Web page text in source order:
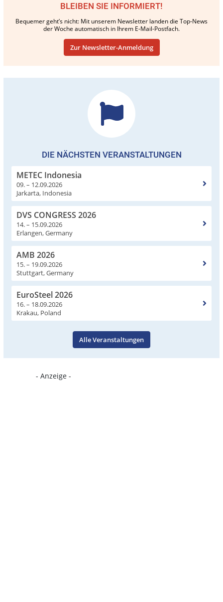
BLEIBEN SIE INFORMIERT!
Bequemer geht’s nicht: Mit unserem Newsletter landen die Top-News
der Woche automatisch in Ihrem E-Mail-Postfach.
Zur Newsletter-Anmeldung
DIE NÄCHSTEN VERANSTALTUNGEN
METEC Indonesia
09. – 12.09.2026
Jarkarta, Indonesia
DVS CONGRESS 2026
14. – 15.09.2026
Erlangen, Germany
AMB 2026
15. – 19.09.2026
Stuttgart, Germany
EuroSteel 2026
16. – 18.09.2026
Krakau, Poland
Alle Veranstaltungen
- Anzeige -